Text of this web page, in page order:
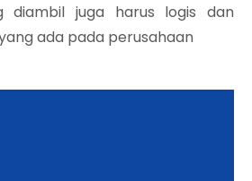
diambil juga harus logis dan
ada pada perusahaan